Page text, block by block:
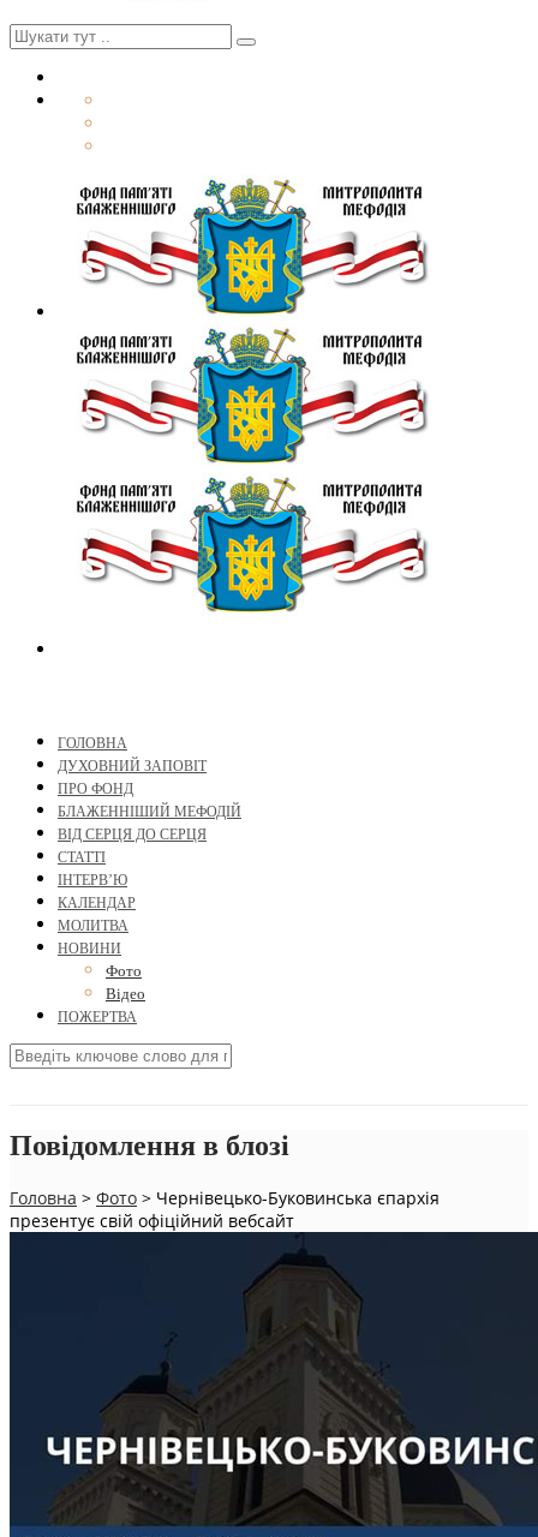
ГОЛОВНА
ДУХОВНИЙ ЗАПОВІТ
ПРО ФОНД
БЛАЖЕННІШИЙ МЕФОДІЙ
ВІД СЕРЦЯ ДО СЕРЦЯ
СТАТТІ
ІНТЕРВ’Ю
КАЛЕНДАР
МОЛИТВА
НОВИНИ
Фото
Відео
ПОЖЕРТВА
Повідомлення в блозі
Головна > Фото > Чернівецько-Буковинська єпархія
презентує свій офіційний вебсайт